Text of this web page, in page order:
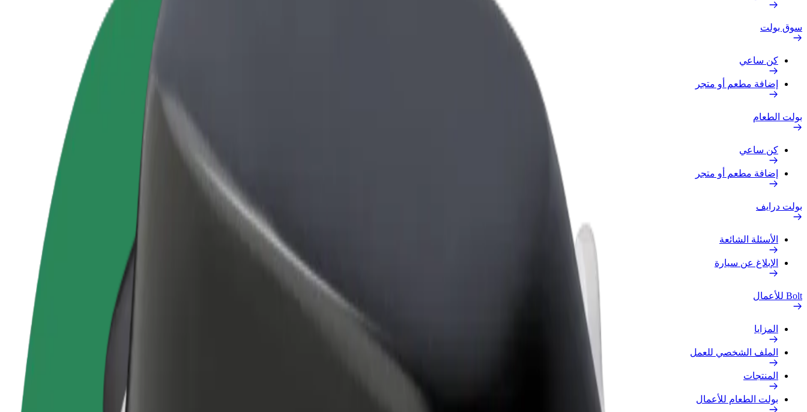
سوق بولت
كن ساعي
إضافة مطعم أو متجر
بولت الطعام
كن ساعي
إضافة مطعم أو متجر
بولت درايف
الأسئلة الشائعة
الإبلاغ عن سيارة
Bolt للأعمال
المزايا
الملف الشخصي للعمل
المنتجات
بولت الطعام للأعمال